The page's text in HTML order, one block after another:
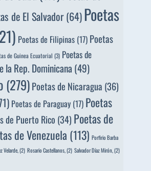
de El Salvador(64)Poetas
Poetas de Filipinas (17) Poetas
de Guinea Ecuatorial (3) Poetas de
la Rep. Dominicana (49)
(279)Poetas de Nicaragua (36)
Poetas de Paraguay (17) Poetas
de Puerto Rico (34) Poetas de
de Venezuela (113) Porfirio Barba
Velarde, (2) Rosario Castellanos, (2) Salvador Díaz Mirón, (2)